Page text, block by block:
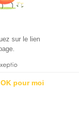
sur le lien
OK pour moi